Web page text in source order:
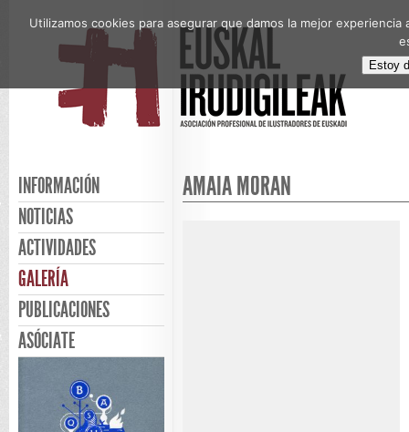
INFORMACIÓN
NOTICIAS
ACTIVIDADES
GALERÍA
PUBLICACIONES
ASÓCIATE
AMAIA MORAN
Utilizamos cookies para asegurar que damos la mejor
Estoy